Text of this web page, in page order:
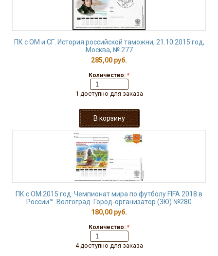
ПК с ОМ и СГ. История российской таможни, 21.10.2015 год,
Москва, № 277
285,00 руб.
Количество: *
1 доступно для заказа
ПК с ОМ 2015 год. Чемпионат мира по футболу FIFA 2018 в
России™. Волгоград. Город-организатор (3Ю) №280
180,00 руб.
Количество: *
4 доступно для заказа